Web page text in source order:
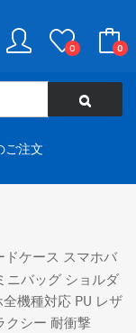
0 0
注文
ドケース スマホバ
ニバッグ ショルダ
機種対応 PU レザ
クシー 耐衝撃